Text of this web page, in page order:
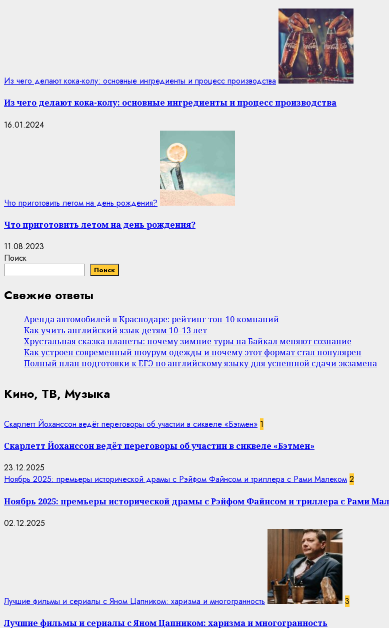
Из чего делают кока-колу: основные ингредиенты и процесс производства
Из чего делают кока-колу: основные ингредиенты и процесс производства
16.01.2024
Что приготовить летом на день рождения?
Что приготовить летом на день рождения?
11.08.2023
Поиск
Поиск
Свежие ответы
Аренда автомобилей в Краснодаре: рейтинг топ-10 компаний
Как учить английский язык детям 10–13 лет
Хрустальная сказка планеты: почему зимние туры на Байкал меняют сознание
Как устроен современный шоурум одежды и почему этот формат стал популярен
Полный план подготовки к ЕГЭ по английскому языку для успешной сдачи экзамена
Кино, ТВ, Музыка
Скарлетт Йоханссон ведёт переговоры об участии в сиквеле «Бэтмен» 1
Скарлетт Йоханссон ведёт переговоры об участии в сиквеле «Бэтмен»
23.12.2025
Ноябрь 2025: премьеры исторической драмы с Рэйфом Файнсом и триллера с Рами Малеком 2
Ноябрь 2025: премьеры исторической драмы с Рэйфом Файнсом и триллера с Рами
02.12.2025
Лучшие фильмы и сериалы с Яном Цапником: харизма и многогранность 3
Лучшие фильмы и сериалы с Яном Цапником: харизма и многогранность